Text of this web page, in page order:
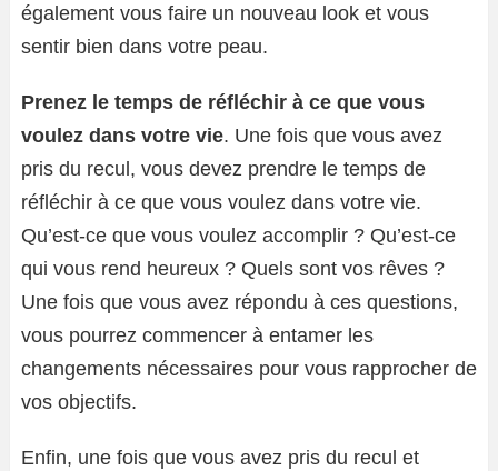
également vous faire un nouveau look et vous
sentir bien dans votre peau.
Prenez le temps de réfléchir à ce que vous
voulez dans votre vie. Une fois que vous avez
pris du recul, vous devez prendre le temps de
réfléchir à ce que vous voulez dans votre vie.
Qu’est-ce que vous voulez accomplir ? Qu’est-ce
qui vous rend heureux ? Quels sont vos rêves ?
Une fois que vous avez répondu à ces questions,
vous pourrez commencer à entamer les
changements nécessaires pour vous rapprocher de
vos objectifs.
Enfin, une fois que vous avez pris du recul et